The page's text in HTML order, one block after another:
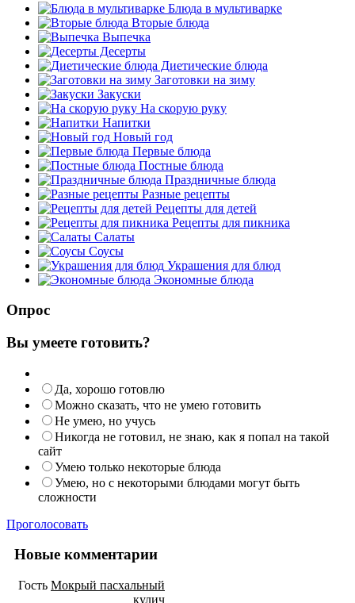
Блюда в мультиварке
Вторые блюда
Выпечка
Десерты
Диетические блюда
Заготовки на зиму
Закуски
На скорую руку
Напитки
Новый год
Первые блюда
Постные блюда
Праздничные блюда
Разные рецепты
Рецепты для детей
Рецепты для пикника
Салаты
Соусы
Украшения для блюд
Экономные блюда
Опрос
Вы умеете готовить?
Да, хорошо готовлю
Можно сказать, что не умею готовить
Не умею, но учусь
Никогда не готовил, не знаю, как я попал на такой
сайт
Умею только некоторые блюда
Умею, но с некоторыми блюдами могут быть
сложности
Проголосовать
Новые комментарии
Гость Мокрый пасхальный
кулич